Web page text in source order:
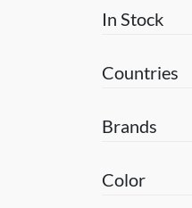
In Stock
Countries
Brands
Color